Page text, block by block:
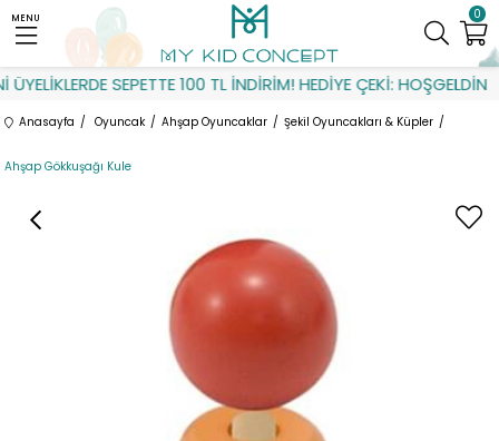
SEPETTE 100 TL İNDİRİM! HEDİYE ÇEKİ: HOŞGELDİN
0
MENU
Anasayfa Oyuncak Ahşap Oyuncaklar Şekil Oyuncakları & Küpler
Ahşap Gökkuşağı Kule